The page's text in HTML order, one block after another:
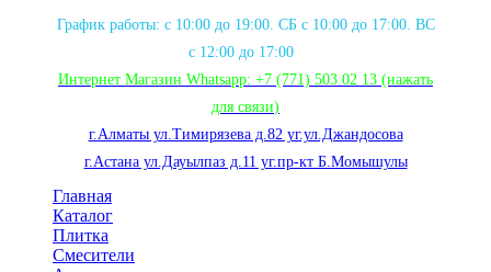
График работы: с 10:00 до 19:00. СБ с 10:00 до 17:00. ВС
с 12:00 до 17:00
Интернет Магазин Whatsapp: +7 (771) 503 02 13 (нажать
для связи)
г.Алматы ул.Тимирязева д.82 уг.ул.Джандосова
г.Астана ул.Дауылпаз д.11 уг.пр-кт Б.Момышулы
Главная
Каталог
Плитка
Смесители